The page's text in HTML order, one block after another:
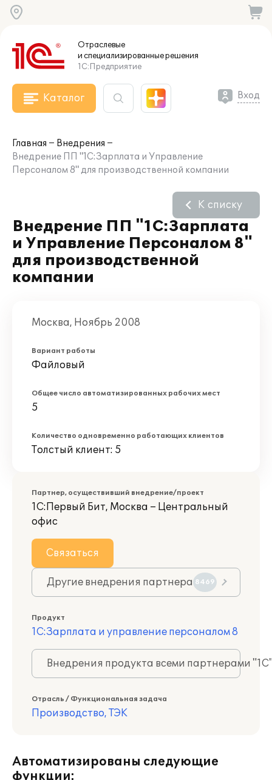
Отраслевые
и специализированныерешения
1С:Предприятие
Каталог Вход
Главная
Внедрения
Внедрение ПП "1С:Зарплата и Управление
Персоналом 8" для производственной компании
Внедрение ПП "1С:Зарплата
и Управление Персоналом 8"
для производственной
компании
К списку
Москва, Ноябрь 2008
Вариант работы
Файловый
Общее число автоматизированных рабочих мест
5
Количество одновременно работающих клиентов
Толстый клиент: 5
Партнер, осуществивший внедрение/проект
1С:Первый Бит, Москва – Центральный
офис
Связаться
Другие внедрения партнера 8469
Продукт
1С:Зарплата и управление персоналом 8
Внедрения продукта всеми партнерами
Отрасль / Функциональная задача
Производство, ТЭК
Автоматизированы следующие
функции: